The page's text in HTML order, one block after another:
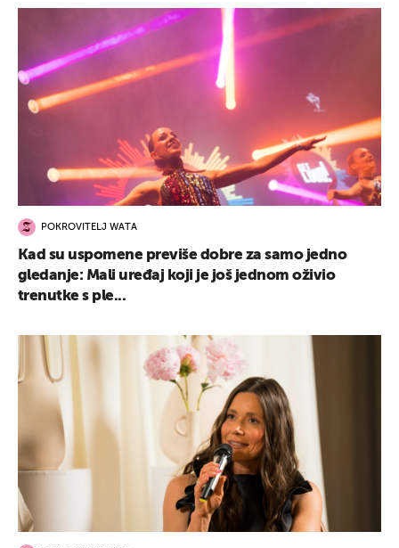
POKROVITELJ WATA
Kad su uspomene previše dobre za samo jedno
gledanje: Mali uređaj koji je još jednom oživio
trenutke s ple...